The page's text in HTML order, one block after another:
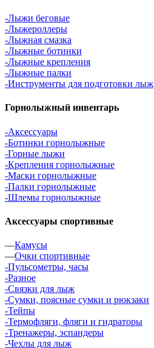
-Лыжи беговые
-Лыжероллеры
-Лыжная смазка
-Лыжные ботинки
-Лыжные крепления
-Лыжные палки
-Инструменты для подготовки лыж
Горнолыжный инвентарь
-Аксессуары
-Ботинки горнолыжные
-Горные лыжи
-Крепления горнолыжные
-Маски горнолыжные
-Палки горнолыжные
-Шлемы горнолыжные
Аксессуары спортивные
—Камусы
—Очки спортивные
-Пульсометры, часы
-Разное
-Связки для лыж
-Сумки, поясные сумки и рюкзаки
-Тейпы
-Термофляги, фляги и гидраторы
-Тренажеры, эспандеры
-Чехлы для лыж